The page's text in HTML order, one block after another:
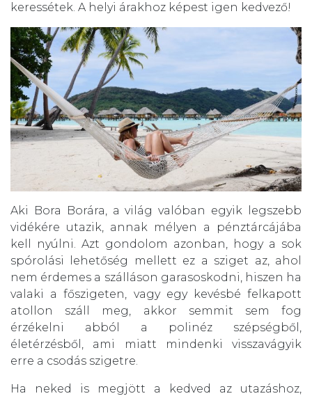
keressétek. A helyi árakhoz képest igen kedvező!
Aki Bora Borára, a világ valóban egyik legszebb
vidékére utazik, annak mélyen a pénztárcájába
kell nyúlni. Azt gondolom azonban, hogy a sok
spórolási lehetőség mellett ez a sziget az, ahol
nem érdemes a szálláson garasoskodni, hiszen ha
valaki a főszigeten, vagy egy kevésbé felkapott
atollon száll meg, akkor semmit sem fog
érzékelni abból a polinéz szépségből,
életérzésből, ami miatt mindenki visszavágyik
erre a csodás szigetre.
Ha neked is megjött a kedved az utazáshoz,